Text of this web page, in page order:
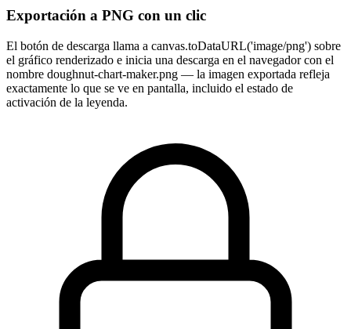
Exportación a PNG con un clic
El botón de descarga llama a canvas.toDataURL('image/png') sobre
el gráfico renderizado e inicia una descarga en el navegador con el
nombre doughnut-chart-maker.png — la imagen exportada refleja
exactamente lo que se ve en pantalla, incluido el estado de
activación de la leyenda.